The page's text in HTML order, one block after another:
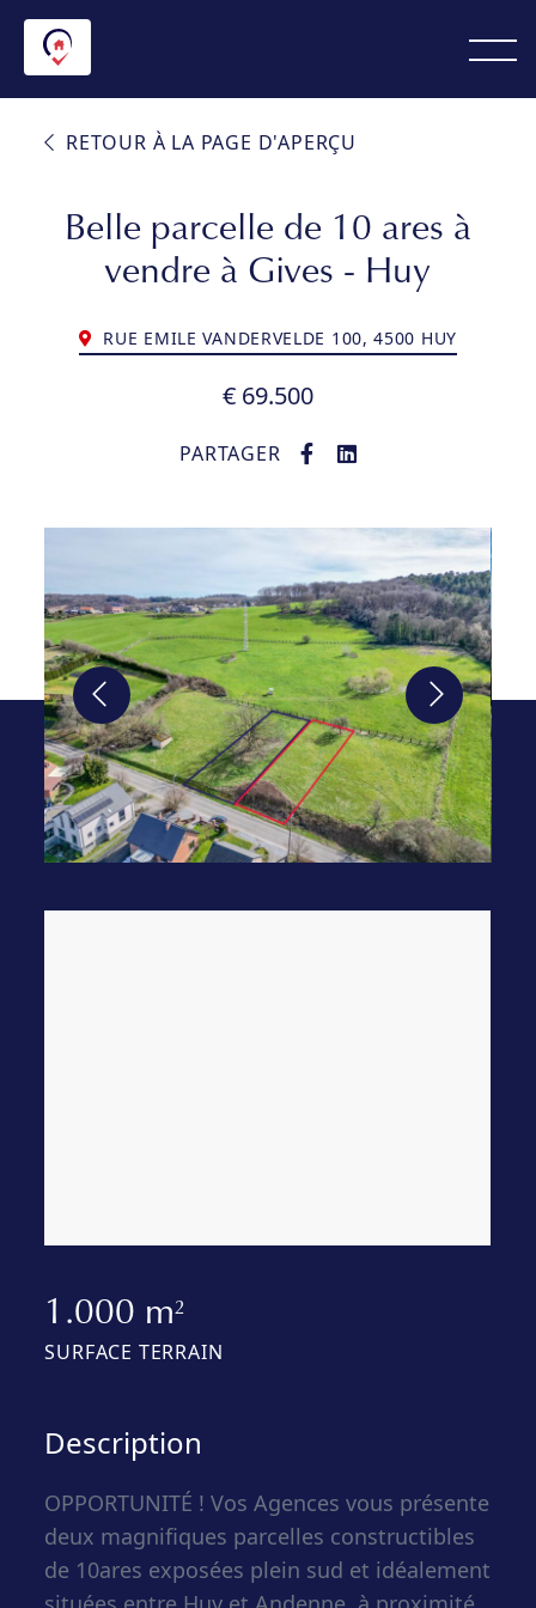
RETOUR À LA PAGE D'APERÇU
Belle parcelle de 10 ares à
vendre à Gives - Huy
RUE EMILE VANDERVELDE 100, 4500 HUY
€ 69.500
PARTAGER
1.000 m2
SURFACE TERRAIN
Description
OPPORTUNITÉ ! Vos Agences vous présente
deux magnifiques parcelles constructibles
de 10ares exposées plein sud et idéalement